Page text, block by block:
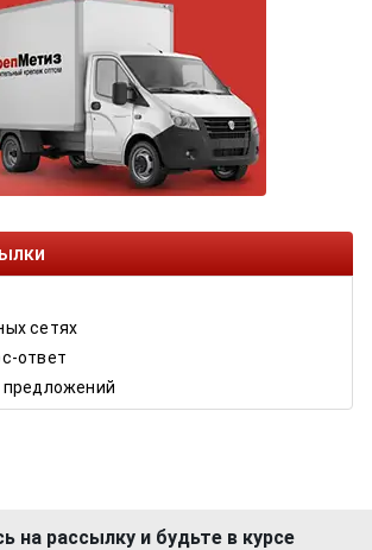
сетях
ответ
предложений
на рассылку и будьте в курсе